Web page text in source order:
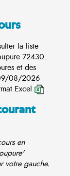
la liste
72430.
et des
08/2026
Excel .
en
votre gauche.